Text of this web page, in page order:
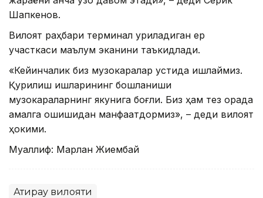
Шапкенов.
Вилоят раҳбари терминал қуриладиган ер
участкаси маълум эканини таъкидлади.
«Кейинчалик биз музокаралар устида ишлаймиз.
Қурилиш ишларининг бошланиши
музокараларнинг якунига боғлиқ. Биз ҳам тез орада
амалга ошишидан манфаатдормиз», – деди вилоят
ҳокими.
Муаллиф: Марлан Жиембай
Атирау вилояти